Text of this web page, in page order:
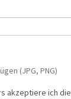
(JPG, PNG)
akzeptiere ich die